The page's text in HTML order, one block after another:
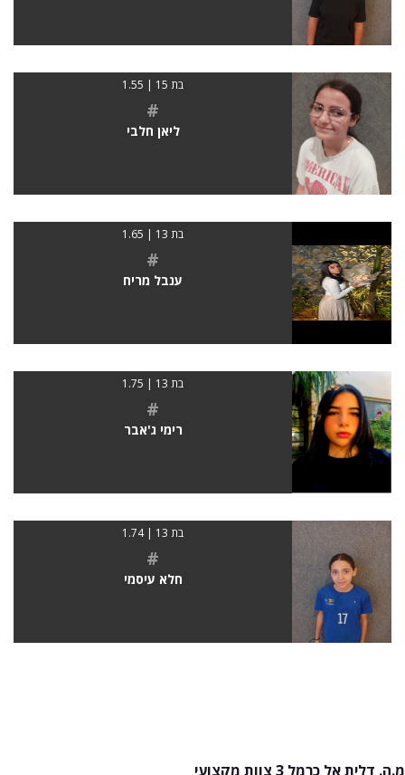
בת 15 | 1.55
#
ליאן חלבי
בת 13 | 1.65
#
ענבל מריח
בת 13 | 1.75
#
רימי ג'אבר
בת 13 | 1.74
#
חלא עיסמי
מ.ה. דלית אל כרמל 3 צוות מקצועי